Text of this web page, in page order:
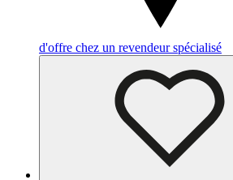
d'offre chez un revendeur spécialisé